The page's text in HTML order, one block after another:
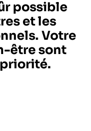
possible
et les
Votre
être sont